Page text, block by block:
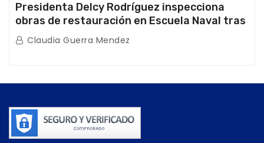
Presidenta Delcy Rodríguez inspecciona
obras de restauración en Escuela Naval tras
afectaciones sísmicas en La Guaira
Claudia Guerra Mendez